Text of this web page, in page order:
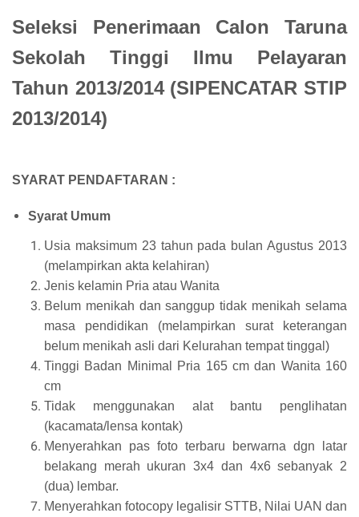
Seleksi Penerimaan Calon Taruna
Sekolah Tinggi Ilmu Pelayaran
Tahun 2013/2014 (SIPENCATAR STIP
2013/2014)
SYARAT PENDAFTARAN :
Syarat Umum
Usia maksimum 23 tahun pada bulan Agustus 2013
(melampirkan akta kelahiran)
Jenis kelamin Pria atau Wanita
Belum menikah dan sanggup tidak menikah selama
masa pendidikan (melampirkan surat keterangan
belum menikah asli dari Kelurahan tempat tinggal)
Tinggi Badan Minimal Pria 165 cm dan Wanita 160
cm
Tidak menggunakan alat bantu penglihatan
(kacamata/lensa kontak)
Menyerahkan pas foto terbaru berwarna dgn latar
belakang merah ukuran 3x4 dan 4x6 sebanyak 2
(dua) lembar.
Menyerahkan fotocopy legalisir STTB, Nilai UAN dan